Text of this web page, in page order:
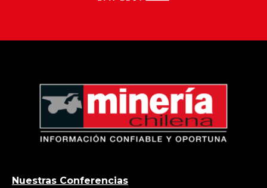
Nuestras Conferencias